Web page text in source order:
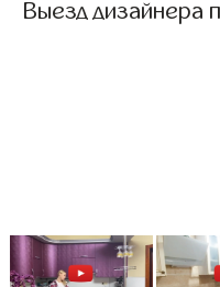
Выезд дизайнера